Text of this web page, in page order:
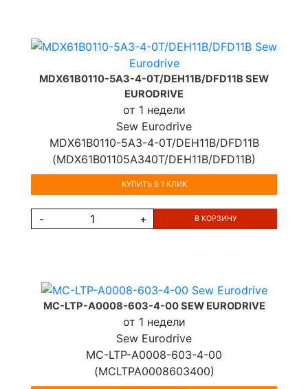
MDX61B0110-5A3-4-0T/DEH11B/DFD11B SEW
EURODRIVE
от 1 недели
Sew Eurodrive
MDX61B0110-5A3-4-0T/DEH11B/DFD11B
(MDX61B01105A340T/DEH11B/DFD11B)
КУПИТЬ В 1 КЛИК
- + В КОРЗИНУ
MC-LTP-A0008-603-4-00 SEW EURODRIVE
от 1 недели
Sew Eurodrive
MC-LTP-A0008-603-4-00
(MCLTPA0008603400)